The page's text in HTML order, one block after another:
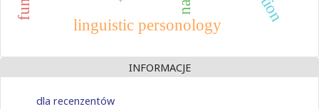
linguistic personology
INFORMACJE
dla recenzentów